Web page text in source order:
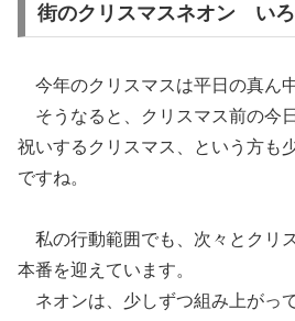
街のクリスマスネオン い
今年のクリスマスは平日の真ん中
そうなると、クリスマス前の今
祝いするクリスマス、という方も
ですね。
私の行動範囲でも、次々とクリ
本番を迎えています。
ネオンは、少しずつ組み上がっ